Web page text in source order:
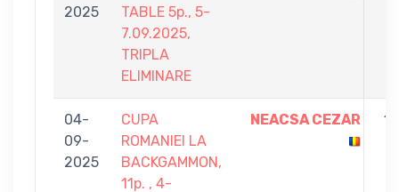
2025
TABLE 5p., 5-
7.09.2025,
TRIPLA
ELIMINARE
04-
09-
2025
CUPA
ROMANIEI LA
BACKGAMMON,
11p. , 4-
NEACSA CEZAR
11